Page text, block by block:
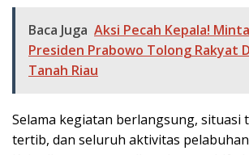
Baca Juga Aksi Pecah Kepala!
Presiden Prabowo Tolong Rakyat
Tanah Riau
Selama kegiatan berlangsung, situasi
tertib, dan seluruh aktivitas